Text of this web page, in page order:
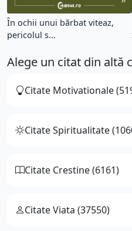
În ochii unui bărbat viteaz,
pericolul s...
Alege un citat din altă
Citate Motivationale
Citate Spiritualitate
Citate Crestine (6161)
Citate Viata (37550)